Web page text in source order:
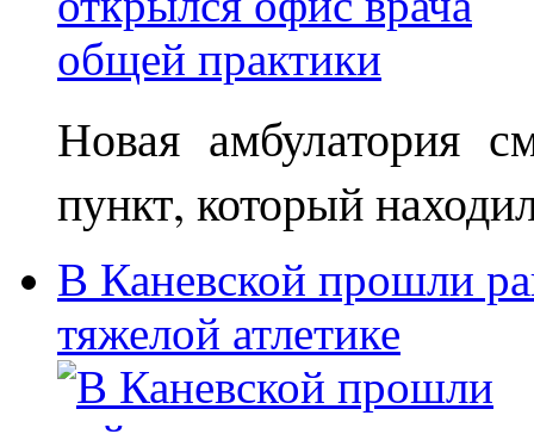
Новая амбулатория
пункт, который
В Каневской прошли
тяжелой атлетике